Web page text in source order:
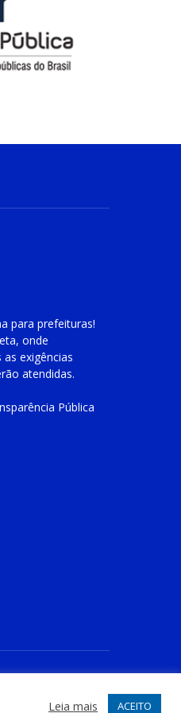
para prefeituras!
onde
exigências
atendidas.
Pública
Leia mais ACEITO